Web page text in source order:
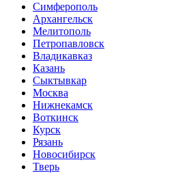
Симферополь
Архангельск
Мелитополь
Петропавловск
Владикавказ
Казань
Сыктывкар
Москва
Нижнекамск
Воткинск
Курск
Рязань
Новосибирск
Тверь